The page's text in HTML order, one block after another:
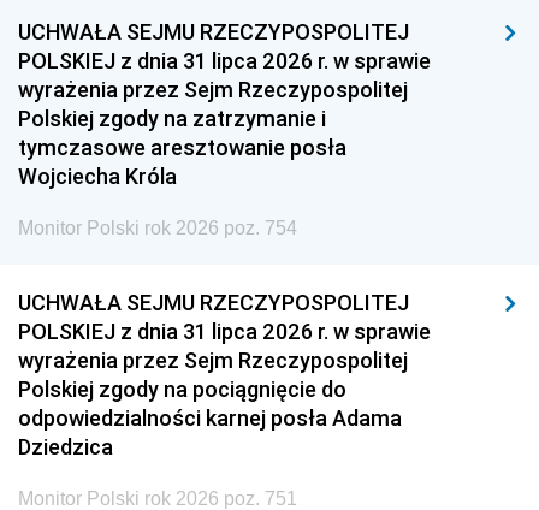
UCHWAŁA SEJMU RZECZYPOSPOLITEJ
POLSKIEJ z dnia 31 lipca 2026 r. w sprawie
wyrażenia przez Sejm Rzeczypospolitej
Polskiej zgody na zatrzymanie i
tymczasowe aresztowanie posła
Wojciecha Króla
Monitor Polski rok 2026 poz. 754
UCHWAŁA SEJMU RZECZYPOSPOLITEJ
POLSKIEJ z dnia 31 lipca 2026 r. w sprawie
wyrażenia przez Sejm Rzeczypospolitej
Polskiej zgody na pociągnięcie do
odpowiedzialności karnej posła Adama
Dziedzica
Monitor Polski rok 2026 poz. 751